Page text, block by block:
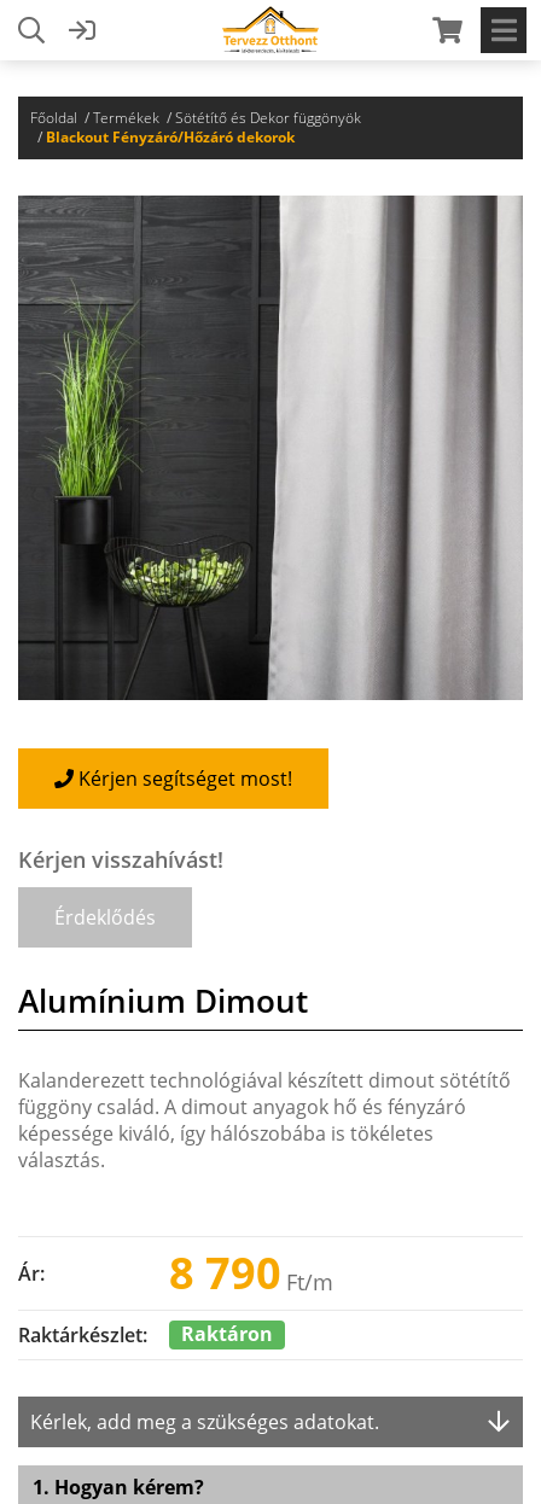
Főoldal Termékek
Sötétítő és Dekor függönyök
Blackout Fényzáró/Hőzáró dekorok
Kérjen segítséget most!
Kérjen visszahívást!
Érdeklődés
Alumínium Dimout
Kalanderezett technológiával készített dimout sötétítő
függöny család. A dimout anyagok hő és fényzáró
képessége kiváló, így hálószobába is tökéletes
választás.
Ár: 8 790 Ft/m
Raktárkészlet: Raktáron
Kérlek, add meg a szükséges adatokat.
1. Hogyan kérem?